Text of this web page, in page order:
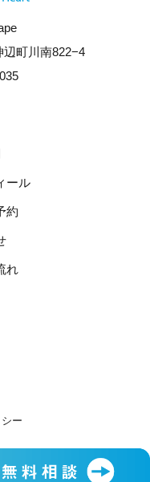
辺町川南822−4
ール
約
れ
ー
Heart Soraya